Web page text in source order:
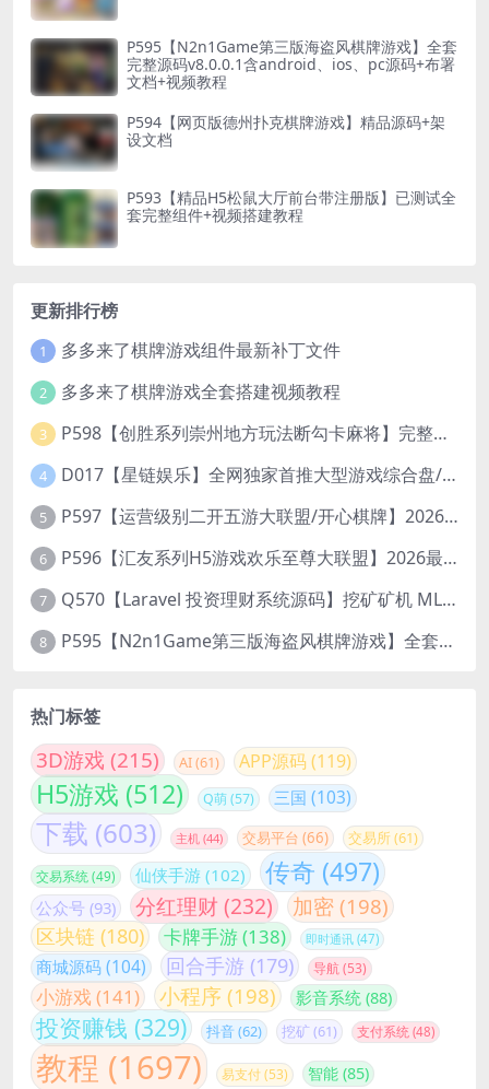
P595【N2n1Game第三版海盗风棋牌游戏】全套
完整源码v8.0.0.1含android、ios、pc源码+布署
文档+视频教程
P594【网页版德州扑克棋牌游戏】精品源码+架
设文档
P593【精品H5松鼠大厅前台带注册版】已测试全
套完整组件+视频搭建教程
更新排行榜
1 多多来了棋牌游戏组件最新补丁文件
2 多多来了棋牌游戏全套搭建视频教程
3 P598【创胜系列崇州地方玩法断勾卡麻将】完整服务器组件+双端APP+授权机+通用视频教程
4 D017【星链娱乐】全网独家首推大型游戏综合盘/体育/PG/电竟/电玩大型综合体
5 P597【运营级别二开五游大联盟/开心棋牌】2026最新整理完整服务器组件+双端APP+完美AI机器人+超详细视频教程
6 P596【汇友系列H5游戏欢乐至尊大联盟】2026最新整理Linux系统最新组件+搭建教程
7 Q570【Laravel 投资理财系统源码】挖矿矿机 MLM分销 带后台
8 P595【N2n1Game第三版海盗风棋牌游戏】全套完整源码v8.0.0.1含android、ios、pc源码+布署文档+视频教程
热门标签
3D游戏 (215) AI(61) APP源码(119)
H5游戏 (512) Q萌(57) 三国 (103)
下载 (603) 主机 (44) 交易平台 (66) 交易所(61)
交易系统 (49) 仙侠手游 (102) 传奇 (497)
公众号 (93) 分红理财 (232) 加密 (198)
区块链 (180) 卡牌手游(138) 即时通讯 (47)
商城源码(104) 回合手游 (179) 导航(53)
小游戏 (141) 小程序 (198) 影音系统 (88)
投资赚钱 (329) 抖音(62) 挖矿(61) 支付系统 (48)
教程 (1697) 易支付(53) 智能 (85)